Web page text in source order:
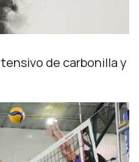
de carbonilla y